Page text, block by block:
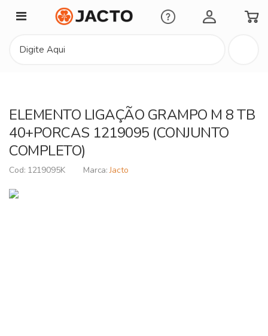
Minha Conta
ELEMENTO LIGAÇÃO GRAMPO M 8 TB
40+PORCAS 1219095 (CONJUNTO
COMPLETO)
1219095K Jacto